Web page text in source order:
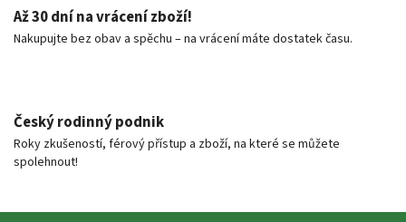
Až 30 dní na vrácení zboží!
Nakupujte bez obav a spěchu – na vrácení máte dostatek času.
Český rodinný podnik
Roky zkušeností, férový přístup a zboží, na které se můžete
spolehnout!